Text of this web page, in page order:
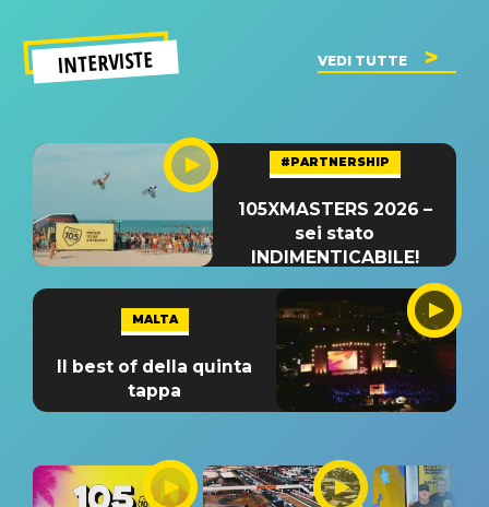
INTERVISTE VEDI TUTTE
#PARTNERSHIP
105XMASTERS 2026 –
sei stato
INDIMENTICABILE!
MALTA
Il best of della quinta
tappa